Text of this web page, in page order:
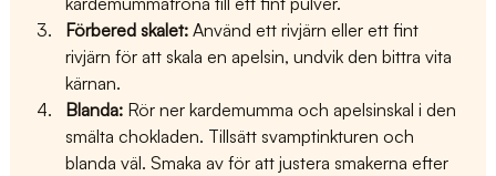
Förbered skalet: Använd ett rivjärn eller ett fint
rivjärn för att skala en apelsin, undvik den bittra vita
kärnan.
Blanda: Rör ner kardemumma och apelsinskal i den
smälta chokladen. Tillsätt svamptinkturen och
blanda väl. Smaka av för att justera smakerna efter